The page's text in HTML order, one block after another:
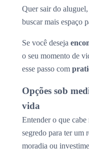
Quer sair do
buscar mais espaço
Se você deseja
o seu momento de
esse passo com
Opções sob
vida
Entender o que cabe
segredo para ter um
moradia ou